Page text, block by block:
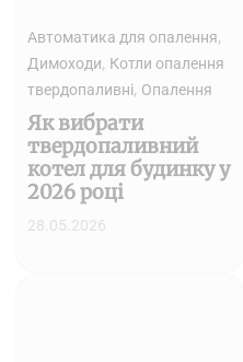
Автоматика для опалення,
Димоходи, Котли опалення
твердопаливні, Опалення
Як вибрати
твердопаливний
котел для будинку у
2026 році
28.05.2026